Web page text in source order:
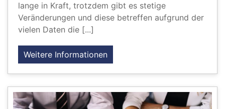
lange in Kraft, trotzdem gibt es stetige
Veränderungen und diese betreffen aufgrund der
vielen Daten die [...]
Weitere Informationen